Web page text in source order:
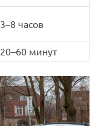
3–8 часов
20–60 минут